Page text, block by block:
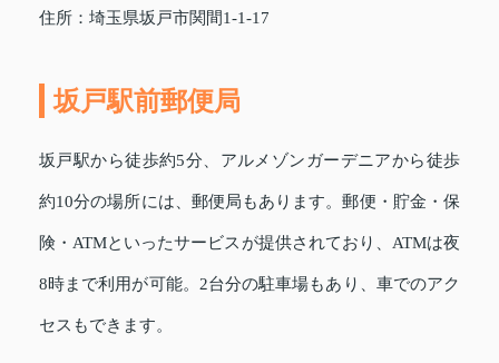
住所：埼玉県坂戸市関間1-1-17
坂戸駅前郵便局
坂戸駅から徒歩約5分、アルメゾンガーデニアから徒歩
約10分の場所には、郵便局もあります。郵便・貯金・保
険・ATMといったサービスが提供されており、ATMは夜
8時まで利用が可能。2台分の駐車場もあり、車でのアク
セスもできます。